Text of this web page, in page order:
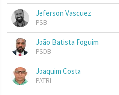
Jeferson Vasquez
PSB
João Batista Foguim
PSDB
Joaquim Costa
PATRI